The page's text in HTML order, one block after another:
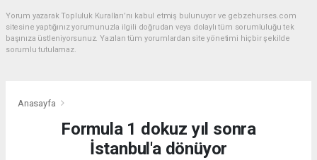
Yorum yazarak Topluluk Kuralları’nı kabul etmiş bulunuyor ve gebzehurses.com
sitesine yaptığınız yorumunuzla ilgili doğrudan veya dolaylı tüm sorumluluğu tek
başınıza üstleniyorsunuz. Yazılan tüm yorumlardan site yönetimi hiçbir şekilde
sorumlu tutulamaz.
Anasayfa
Formula 1 dokuz yıl sonra
İstanbul'a dönüyor